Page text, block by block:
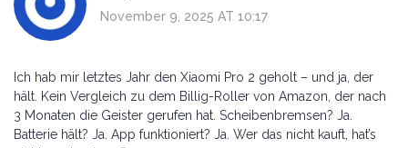
November 9, 2025 AT 10:17
Ich hab mir letztes Jahr den Xiaomi Pro 2 geholt – und ja, der
hält. Kein Vergleich zu dem Billig-Roller von Amazon, der nach
3 Monaten die Geister gerufen hat. Scheibenbremsen? Ja.
Batterie hält? Ja. App funktioniert? Ja. Wer das nicht kauft, hat’s